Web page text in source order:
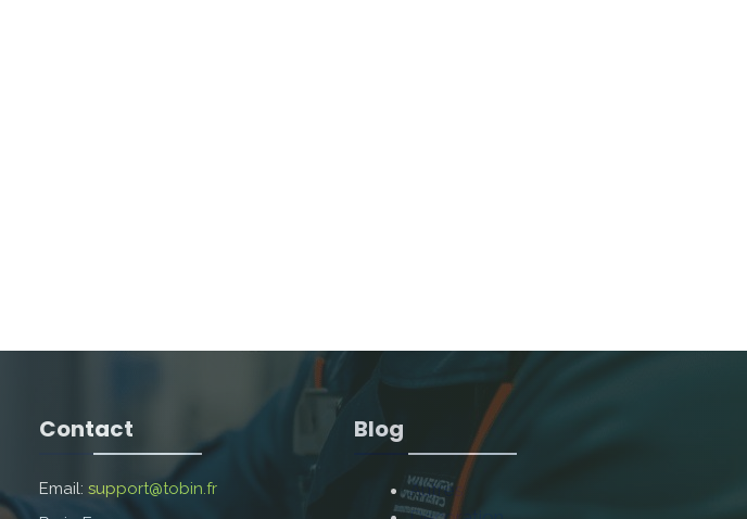
Contact
Email: support@tobin.fr
Blog
Autres